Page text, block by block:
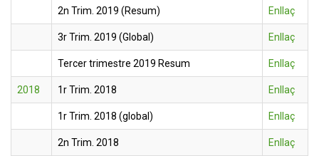
2n Trim. 2019 (Resum) Enllaç
3r Trim. 2019 (Global) Enllaç
Tercer trimestre 2019 Resum Enllaç
2018 1r Trim. 2018 Enllaç
1r Trim. 2018 (global) Enllaç
2n Trim. 2018 Enllaç